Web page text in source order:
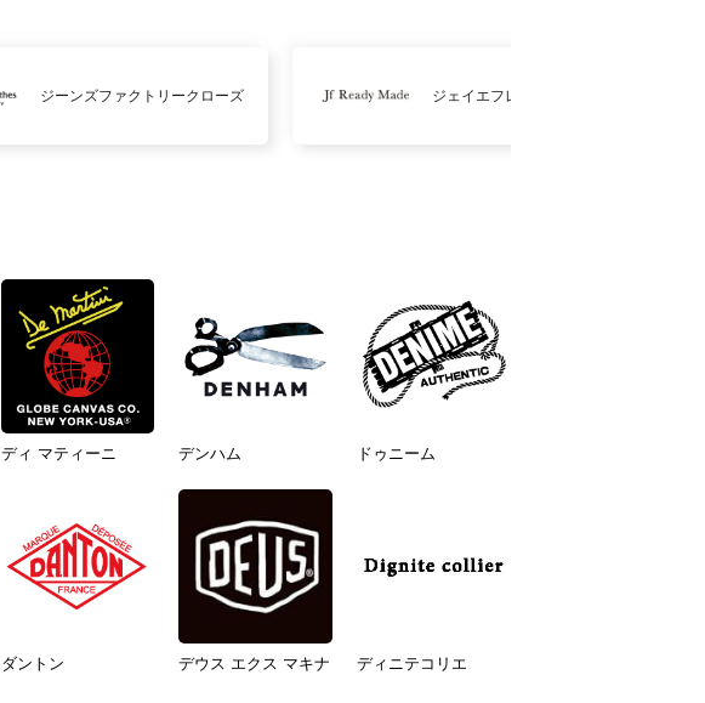
ジーンズファクトリークローズ ジェイエフレディメイド
ディ マティーニ デンハム ドゥニーム
ダントン デウス エクス マキナ ディニテコリエ